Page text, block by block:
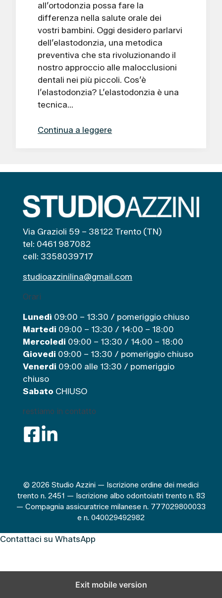
all’ortodonzia possa fare la
differenza nella salute orale dei
vostri bambini. Oggi desidero parlarvi
dell’elastodonzia, una metodica
preventiva che sta rivoluzionando il
nostro approccio alle malocclusioni
dentali nei più piccoli. Cos’è
l’elastodonzia? L’elastodonzia è una
tecnica…
Continua a leggere
Via Grazioli 59 – 38122 Trento (TN)
tel: 0461 987082
cell: 3358039717
studioazzinilina@gmail.com
Orari
Lunedì 09:00 – 13:30 / pomeriggio chiuso
Martedi 09:00 – 13:30 / 14:00 – 18:00
Mercoledi 09:00 – 13:30 / 14:00 – 18:00
Giovedi 09:00 – 13:30 / pomeriggio chiuso
Venerdi 09:00 alle 13:30 / pomeriggio
chiuso
Sabato CHIUSO
restiamo in contatto
© 2026 Studio Azzini — Iscrizione ordine dei medici
trento n. 2451 — Iscrizione albo odontoiatri trento n. 83
— Compagnia assicuratrice milanese n. 777029800033
e n. 040029492982
Contattaci su WhatsApp
Exit mobile version